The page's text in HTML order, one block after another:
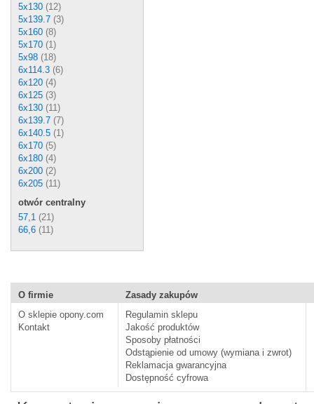
5x130 (12)
5x139.7 (3)
5x160 (8)
5x170 (1)
5x98 (18)
6x114.3 (6)
6x120 (4)
6x125 (3)
6x130 (11)
6x139.7 (7)
6x140.5 (1)
6x170 (5)
6x180 (4)
6x200 (2)
6x205 (11)
otwór centralny
57,1 (21)
66,6 (11)
O firmie
O sklepie opony.com
Kontakt
Zasady zakupów
Regulamin sklepu
Jakość produktów
Sposoby płatności
Odstąpienie od umowy (wymiana i zwrot)
Reklamacja gwarancyjna
Dostępność cyfrowa